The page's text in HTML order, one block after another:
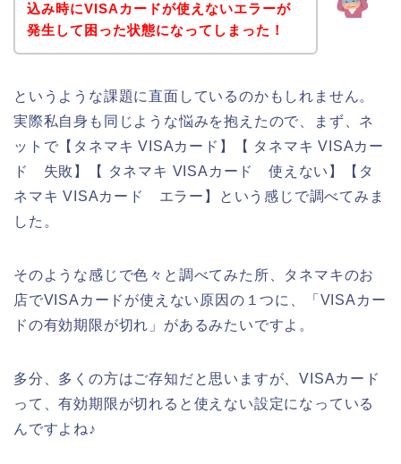
込み時にVISAカードが使えないエラーが
発生して困った状態になってしまった！
というような課題に直面しているのかもしれません。
実際私自身も同じような悩みを抱えたので、まず、ネ
ットで【タネマキ VISAカード】【 タネマキ VISAカー
ド 失敗】【 タネマキ VISAカード 使えない】【タ
ネマキ VISAカード エラー】という感じで調べてみま
した。
そのような感じで色々と調べてみた所、タネマキのお
店でVISAカードが使えない原因の１つに、「VISAカー
ドの有効期限が切れ」があるみたいですよ。
多分、多くの方はご存知だと思いますが、VISAカード
って、有効期限が切れると使えない設定になっている
んですよね♪